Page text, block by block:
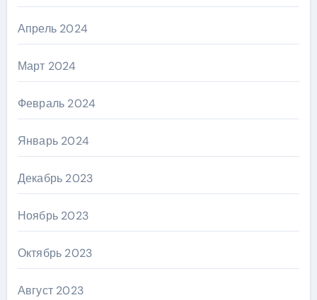
Апрель 2024
Март 2024
Февраль 2024
Январь 2024
Декабрь 2023
Ноябрь 2023
Октябрь 2023
Август 2023